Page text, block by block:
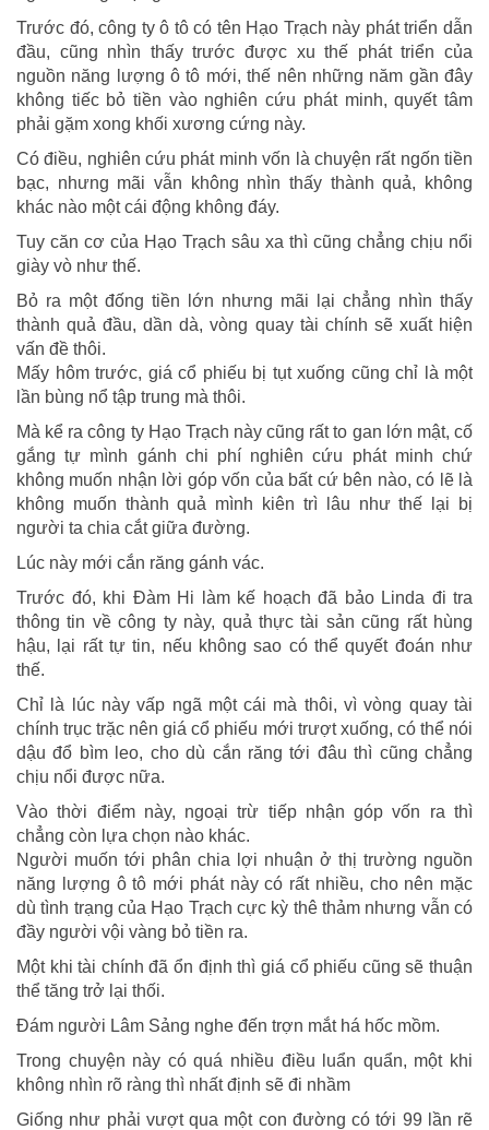
Trước đó, công ty ô tô có tên Hạo Trạch này phát triển dẫn
đầu, cũng nhìn thấy trước được xu thế phát triển của
nguồn năng lượng ô tô mới, thế nên những năm gần đây
không tiếc bỏ tiền vào nghiên cứu phát minh, quyết tâm
phải gặm xong khối xương cứng này.
Có điều, nghiên cứu phát minh vốn là chuyện rất ngốn tiền
bạc, nhưng mãi vẫn không nhìn thấy thành quả, không
khác nào một cái động không đáy.
Tuy căn cơ của Hạo Trạch sâu xa thì cũng chẳng chịu nổi
giày vò như thế.
Bỏ ra một đống tiền lớn nhưng mãi lại chẳng nhìn thấy
thành quả đầu, dần dà, vòng quay tài chính sẽ xuất hiện
vấn đề thôi.
Mấy hôm trước, giá cổ phiếu bị tụt xuống cũng chỉ là một
lần bùng nổ tập trung mà thôi.
Mà kể ra công ty Hạo Trạch này cũng rất to gan lớn mật, cố
gắng tự mình gánh chi phí nghiên cứu phát minh chứ
không muốn nhận lời góp vốn của bất cứ bên nào, có lẽ là
không muốn thành quả mình kiên trì lâu như thế lại bị
người ta chia cắt giữa đường.
Lúc này mới cắn răng gánh vác.
Trước đó, khi Đàm Hi làm kế hoạch đã bảo Linda đi tra
thông tin về công ty này, quả thực tài sản cũng rất hùng
hậu, lại rất tự tin, nếu không sao có thể quyết đoán như
thế.
Chỉ là lúc này vấp ngã một cái mà thôi, vì vòng quay tài
chính trục trặc nên giá cổ phiếu mới trượt xuống, có thể nói
dậu đổ bìm leo, cho dù cắn răng tới đâu thì cũng chẳng
chịu nổi được nữa.
Vào thời điểm này, ngoại trừ tiếp nhận góp vốn ra thì
chẳng còn lựa chọn nào khác.
Người muốn tới phân chia lợi nhuận ở thị trường nguồn
năng lượng ô tô mới phát này có rất nhiều, cho nên mặc
dù tình trạng của Hạo Trạch cực kỳ thê thảm nhưng vẫn có
đầy người vội vàng bỏ tiền ra.
Một khi tài chính đã ổn định thì giá cổ phiếu cũng sẽ thuận
thể tăng trở lại thối.
Đám người Lâm Sảng nghe đến trợn mắt há hốc mồm.
Trong chuyện này có quá nhiều điều luẩn quẩn, một khi
không nhìn rõ ràng thì nhất định sẽ đi nhầm
Giống như phải vượt qua một con đường có tới 99 lần rẽ